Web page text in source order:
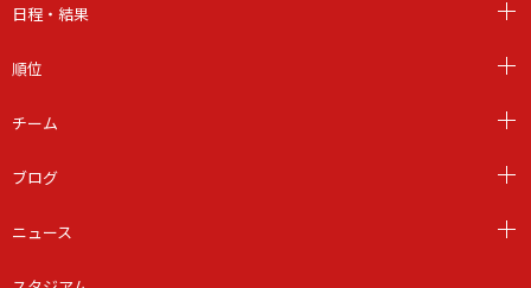
日程・結果
順位
チーム
ブログ
ニュース